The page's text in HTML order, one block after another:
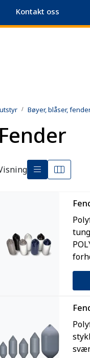
Sikkerhetsdatablad
Kontakt oss
Bøyer, blåser,
Fender